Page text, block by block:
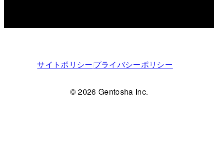
サイトポリシープライバシーポリシー
© 2026 Gentosha Inc.